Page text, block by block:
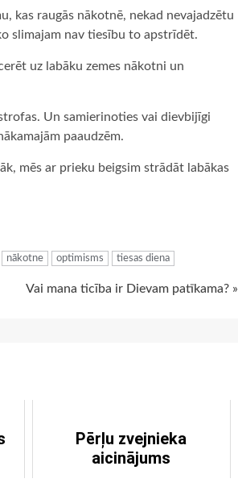
kas raugās nākotnē, nekad nevajadzētu
slimajam nav tiesību to apstrīdēt.
uz labāku zemes nākotni un
Un samierinoties vai dievbijīgi
paaudzēm.
mēs ar prieku beigsim strādāt labākas
nākotne optimisms tiesas diena
Vai mana ticība ir Dievam patīkama? »
Pērļu zvejnieka
aicinājums